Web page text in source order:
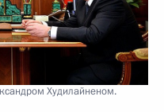
Худилайненом.